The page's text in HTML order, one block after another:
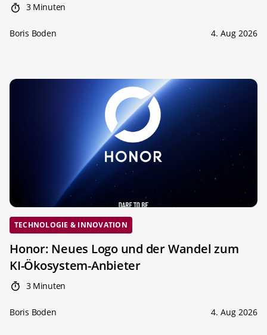
3 Minuten
Boris Boden 4. Aug 2026
TECHNOLOGIE & INNOVATION
Honor: Neues Logo und der Wandel zum
KI-Ökosystem-Anbieter
3 Minuten
Boris Boden 4. Aug 2026